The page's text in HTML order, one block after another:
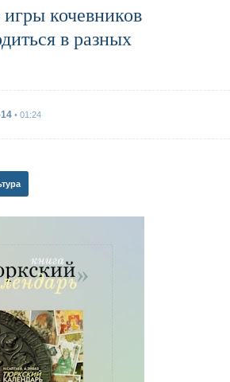
кочевников
в разных
• 01:24